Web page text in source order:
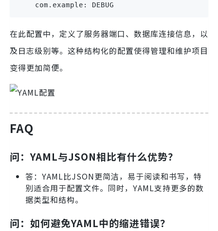
    com.example: DEBUG
在此配置中，定义了服务器端口、数据库连接信息，以
及日志级别等。这种结构化的配置使得管理和维护项目
变得更加简便。
FAQ
问：YAML与JSON相比有什么优势？
答：YAML比JSON更简洁，易于阅读和书写，特
别适合用于配置文件。同时，YAML支持更多的数
据类型和结构。
问：如何避免YAML中的缩进错误？